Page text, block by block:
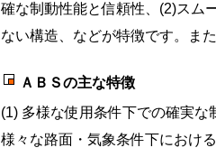
確な制動性能と信頼性、(2)スム
ない構造、などが特徴です。ま
ＡＢＳの主な特徴
(1) 多様な使用条件下での確実な
様々な路面・気象条件下におけ